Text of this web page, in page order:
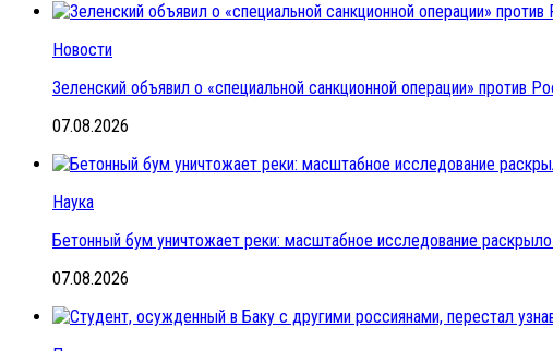
Новости
Зеленский объявил о «специальной санкционной операции» против
07.08.2026
Наука
Бетонный бум уничтожает реки: масштабное исследование
07.08.2026